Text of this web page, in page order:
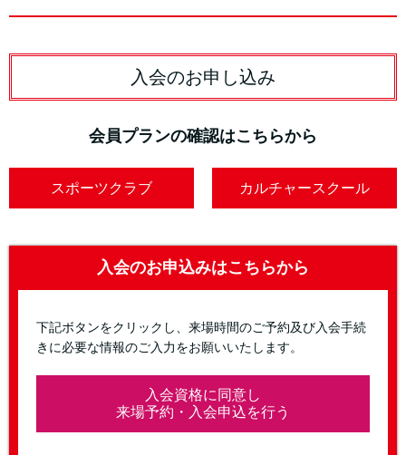
入会のお申し込み
会員プランの確認はこちらから
スポーツクラブ カルチャースクール
入会のお申込みはこちらから
下記ボタンをクリックし、来場時間のご予約及び入会手続
きに必要な情報のご入力をお願いいたします。
入会資格に同意し
来場予約・入会申込を行う